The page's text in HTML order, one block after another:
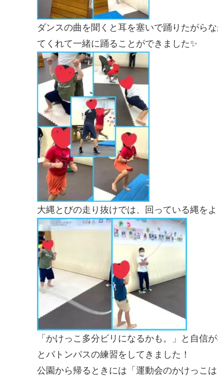
ダンスの曲を聞くと耳を塞いで踊りたがら
てくれて一緒に踊ることができました✨
大縄とびの走り抜けでは、回っている縄を
「かけっこ多分ビリになるかも。」と自信
とバトンパスの練習をしてきました！
公園から帰るときには「運動会のかけっこ